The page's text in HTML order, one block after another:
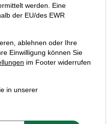
werden. Eine
der EU/des EWR
ablehnen oder Ihre
Einwilligung können Sie
im Footer widerrufen
in unserer